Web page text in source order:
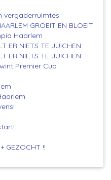
vergaderruimtes:
GROEIT EN BLOEIT
Haarlem
ER NIETS TE JUICHEN
ER NIETS TE JUICHEN
Premier Cup
GEZOCHT !!